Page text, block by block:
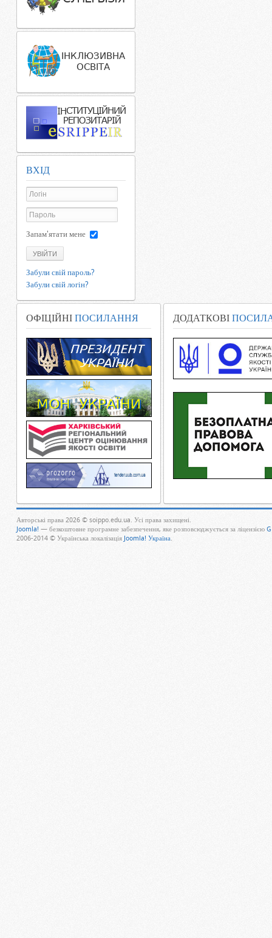
ВХІД
Запам'ятати мене
УВІЙТИ
Забули свій пароль?
Забули свій логін?
ОФІЦІЙНІ ПОСИЛАННЯ ДОДАТКОВІ
Авторські права 2026 © soippo.edu.ua. Усі права захищені.
Joomla! — безкоштовне програмне забезпечення, яке розповсюджується за ліцензією
2006-2014 © Українська локалізація Joomla! Україна.